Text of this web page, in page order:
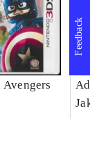
Feedback